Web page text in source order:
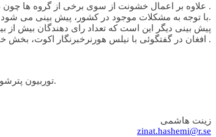
علاوه بر اعمال خشونت از سوی برخی از گروه ها چون طالب ها، رشوه خواری و فساد مالی نیز از مشکلات عمده ی افغانستان به ویژه در انتخابات روز شنبه به شمار می رود .
با توجه به مشکلات موجود در کشور، پیش بینی می شود که احتمال دارد فردا روز پر تنشی در افغانستان باشد. در این رابطه می توانید به گزارش اکوت بخش خبری رادیو سوئد توجه کنید.
پیش بینی دیگر این است که تعداد رای دهندگان بیش از
افغان در گفتگوئی با نیلس هورنرخبرنگار اکوت، بخش خبری رادیو سوئد، گفته است که ما بارها در انتخابات شرکت کرده ایم اما شاهد هیچ گونه تغییرات مثبتی نبوده ایم .
توربیون پترشون سفیر سوئد در افغانستان نیز در گفتگوئی با خبرنگار رادیو سوئد، ضمن اشاره به وجود مشکلات فراوان در کشور، اما برگزاری انتخابات را بسیار مثبت می خواند.
زینت هاشمی
zinat.hashemi@r.se